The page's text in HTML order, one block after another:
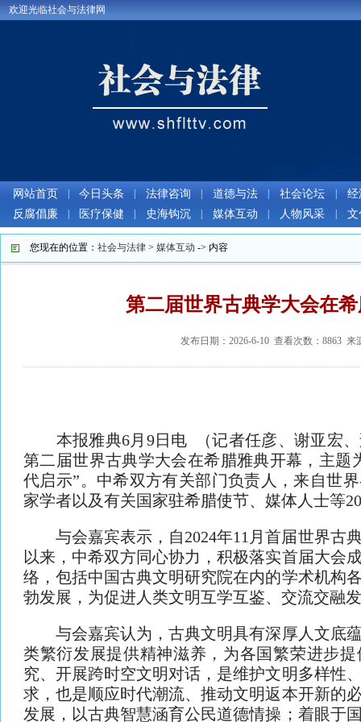
欢迎光临社会与法律网
网站首页 今日头条 法律咨询 道德与法 社会论坛
经
反腐倡廉
医疗保健 史海钩沉 媒体互动 人物风采 文
您现在的位置： 社会与法律 > 媒体互动 -> 内容
第二届世界古典学大会在
发布日期：2026-6-10 查看次数：8863 来
本报雅典6月9日电 （记者任彦、谢亚宏、
第二届世界古典学大会在希腊雅典开幕，主题
代启示”。中希双方有关部门负责人，来自世
家学者以及有关国家驻希腊使节、媒体人士等
与会嘉宾表示，自2024年11月首届世界古
以来，中希双方同心协力，积极落实首届大会
络，包括中国古典文明研究院在内的学术机构
勃发展，为促进人类文明互学互鉴、交流交融
与会嘉宾认为，古典文明具有深厚人文底
类繁衍发展提供精神滋养，为各国繁荣进步
究、开展跨时空文明对话，是维护文明多样性
求，也是顺应时代潮流、推动文明返本开新的
发展，以古典智慧涵育公民道德情操；着眼于